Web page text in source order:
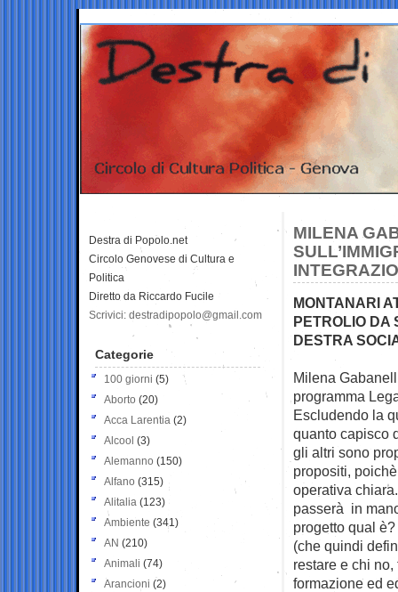
MILENA
MONTANARI
PETROLIO DA
DESTRA
Milena
programma
Escludendo la
quanto capisco
gli altri sono
propositi,
operativa
passerà in
progetto qual
(che quindi
restare e chi
formazione ed
Destra di Popolo.net
Circolo Genovese di Cultura e
Politica
Diretto da Riccardo Fucile
Scrivici: destradipopolo@gmail.com
Categorie
100 giorni (5)
Aborto (20)
Acca Larentia (2)
Alcool (3)
Alemanno (150)
Alfano (315)
Alitalia (123)
Ambiente (341)
AN (210)
Animali (74)
Arancioni (2)